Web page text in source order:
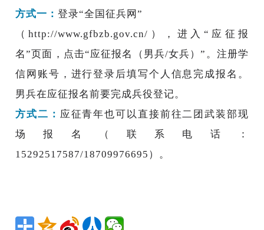
方式一：登录“全国征兵网”
（http://www.gfbzb.gov.cn/），进入“应征报
名”页面，点击“应征报名（男兵/女兵）”。注册学
信网账号，进行登录后填写个人信息完成报名。
男兵在应征报名前要完成兵役登记。
方式二： 应征青年也可以直接前往二团武装部现
场报名（联系电话：
15292517587/18709976695）。